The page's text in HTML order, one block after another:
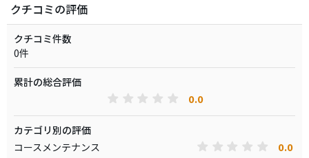
クチコミの評価
クチコミ件数
0件
累計の総合評価
0.0
カテゴリ別の評価
コースメンテナンス
0.0